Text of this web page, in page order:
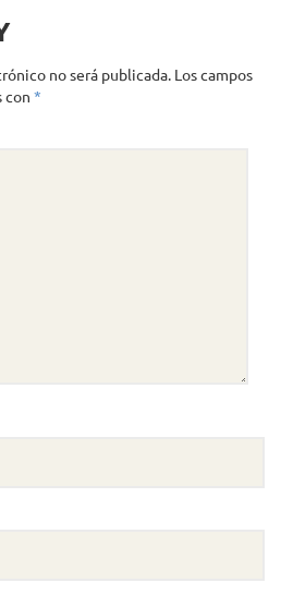
no será publicada. Los campos
con *